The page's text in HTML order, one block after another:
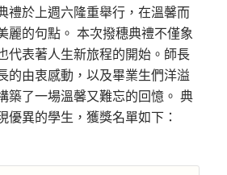
禮於上週六隆重舉行，在溫馨而
麗的句點。 本次撥穗典禮不僅象
代表著人生新旅程的開始。師長
的由衷感動，以及畢業生們洋溢
築了一場溫馨又難忘的回憶。 典
優異的學生，獲獎名單如下：